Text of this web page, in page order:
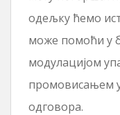
одељку ћемо
може помоћи у
модулацијом
промовисањем
одговора.